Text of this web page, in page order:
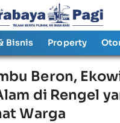
Bisnis Property
Beron,
di Rengel
Warga